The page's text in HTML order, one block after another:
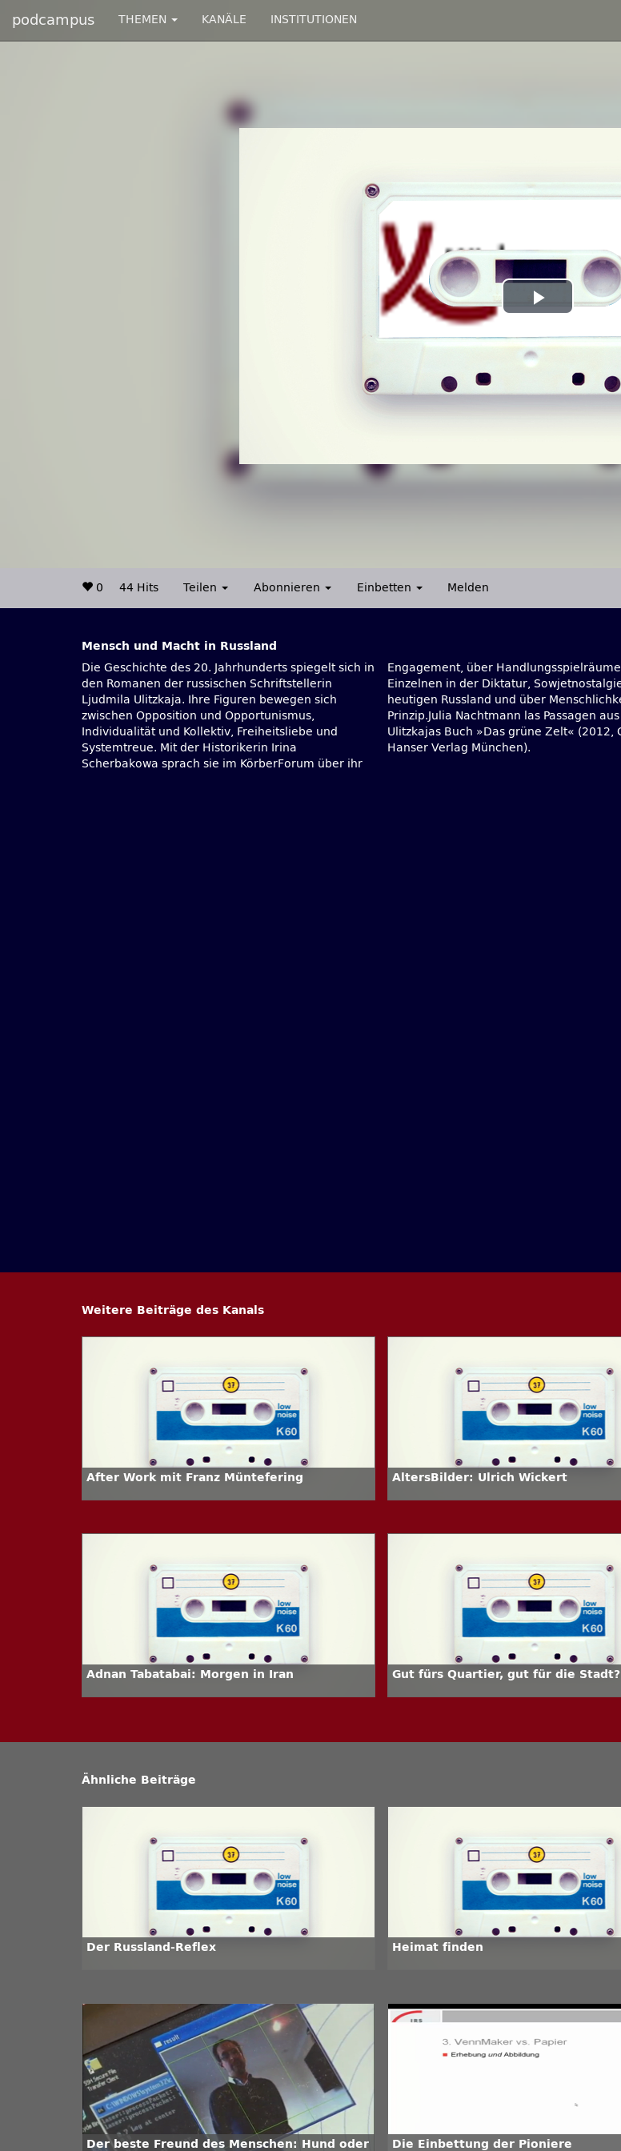
podcampus THEMEN KANÄLE INSTITUTIONEN
Play
Video
0 44 Hits Teilen Abonnieren Einbetten Melden
Mensch und Macht in Russland
Die Geschichte des 20. Jahrhunderts spiegelt sich in
den Romanen der russischen Schriftstellerin
Ljudmila Ulitzkaja. Ihre Figuren bewegen sich
zwischen Opposition und Opportunismus,
Individualität und Kollektiv, Freiheitsliebe und
Systemtreue. Mit der Historikerin Irina
Scherbakowa sprach sie im KörberForum über ihr
Engagement, über Handlungsspielräume des
Einzelnen in der Diktatur, Sowjetnostalgie im
heutigen Russland und über Menschlichkeit als
Prinzip.Julia Nachtmann las Passagen aus Ljudmila
Ulitzkajas Buch »Das grüne Zelt« (2012, Carl
Hanser Verlag München).
Weitere Beiträge des Kanals
After Work mit Franz Müntefering AltersBilder: Ulrich Wickert
Adnan Tabatabai: Morgen in Iran Gut fürs Quartier, gut für die Stadt?
Ähnliche Beiträge
Der Russland-Reflex Heimat finden
Der beste Freund des Menschen: Hund oder
Die Einbettung der Pioniere